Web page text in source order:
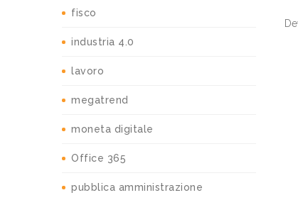
fisco
industria 4.0
lavoro
megatrend
moneta digitale
Office 365
pubblica amministrazione